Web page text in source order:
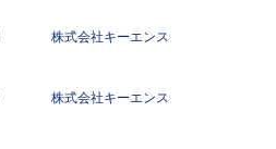
株式会社キーエンス
株式会社キーエンス